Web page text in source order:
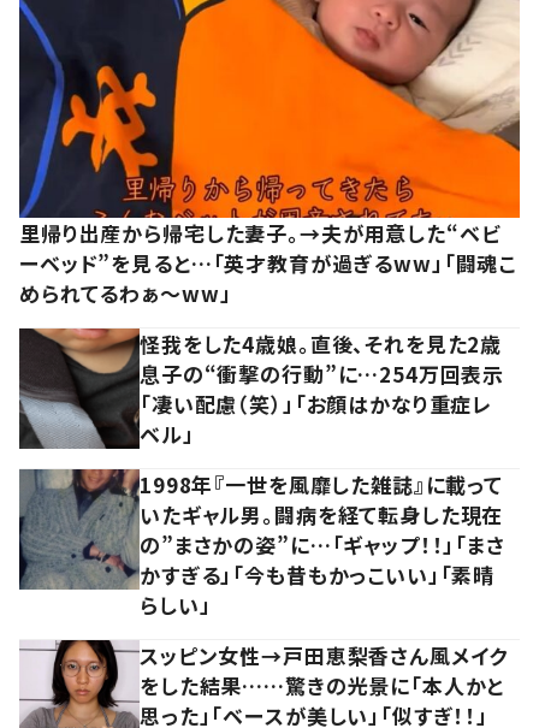
里帰り出産から帰宅した妻子。→夫が用意した“ベビ
ーベッド”を見ると…「英才教育が過ぎるww」「闘魂こ
められてるわぁ～ww」
怪我をした4歳娘。直後、それを見た2歳
息子の“衝撃の行動”に…254万回表示
「凄い配慮（笑）」「お顔はかなり重症レ
ベル」
1998年『一世を風靡した雑誌』に載って
いたギャル男。闘病を経て転身した現在
の”まさかの姿”に…「ギャップ！！」「まさ
かすぎる」「今も昔もかっこいい」「素晴
らしい」
スッピン女性→戸田恵梨香さん風メイク
をした結果……驚きの光景に「本人かと
思った」「ベースが美しい」「似すぎ！！」